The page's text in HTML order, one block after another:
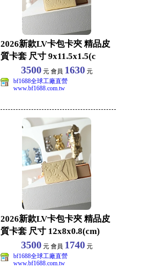
2026新款LV卡包卡夾 精品皮
質卡套 尺寸 9x11.5x1.5(c
3500元 會員 1630元
bf1688全球工廠直營
www.bf1688.com.tw
2026新款LV卡包卡夾 精品皮
質卡套 尺寸 12x8x0.8(cm)
3500元 會員 1740元
bf1688全球工廠直營
www.bf1688.com.tw